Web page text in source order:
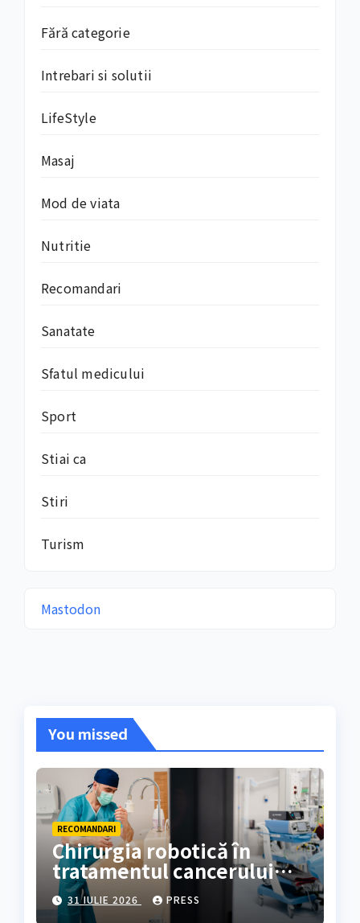
Fără categorie
Intrebari si solutii
LifeStyle
Masaj
Mod de viata
Nutritie
Recomandari
Sanatate
Sfatul medicului
Sport
Stiai ca
Stiri
Turism
Mastodon
You missed
RECOMANDARI
Chirurgia robotică în
tratamentul cancerului
colorectal
31 IULIE 2026 PRESS